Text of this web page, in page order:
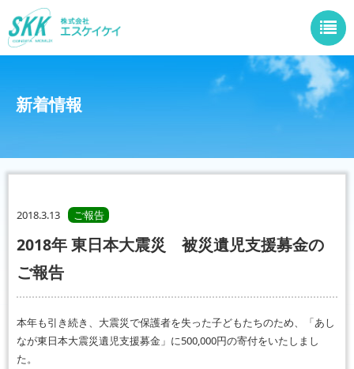
新着情報
ご報告
2018.3.13
2018年 東日本大震災 被災遺児支援募金の
ご報告
本年も引き続き、大震災で保護者を失った子どもたちのため、「あし
なが東日本大震災遺児支援募金」に500,000円の寄付をいたしまし
た。